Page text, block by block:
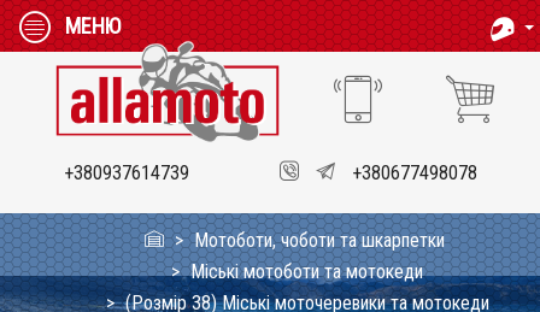
МЕНЮ
+380937614739 +380677498078
Мотоботи, чоботи та шкарпетки
Міські мотоботи та мотокеди
(Розмір 38) Міські моточеревики та мотокеди